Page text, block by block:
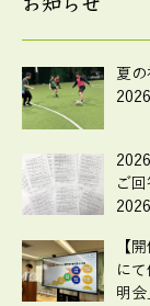
夏の
ご
【
に
明